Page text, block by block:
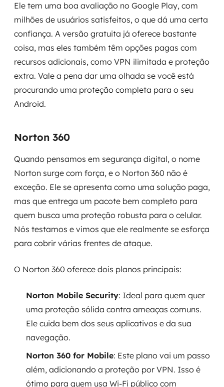
Ele tem uma boa avaliação no Google Play, com
milhões de usuários satisfeitos, o que dá uma certa
confiança. A versão gratuita já oferece bastante
coisa, mas eles também têm opções pagas com
recursos adicionais, como VPN ilimitada e proteção
extra. Vale a pena dar uma olhada se você está
procurando uma proteção completa para o seu
Android.
Norton 360
Quando pensamos em segurança digital, o nome
Norton surge com força, e o Norton 360 não é
exceção. Ele se apresenta como uma solução paga,
mas que entrega um pacote bem completo para
quem busca uma proteção robusta para o celular.
Nós testamos e vimos que ele realmente se esforça
para cobrir várias frentes de ataque.
O Norton 360 oferece dois planos principais:
Norton Mobile Security: Ideal para quem quer
uma proteção sólida contra ameaças comuns.
Ele cuida bem dos seus aplicativos e da sua
navegação.
Norton 360 for Mobile: Este plano vai um passo
além, adicionando a proteção por VPN. Isso é
ótimo para quem usa Wi-Fi público com